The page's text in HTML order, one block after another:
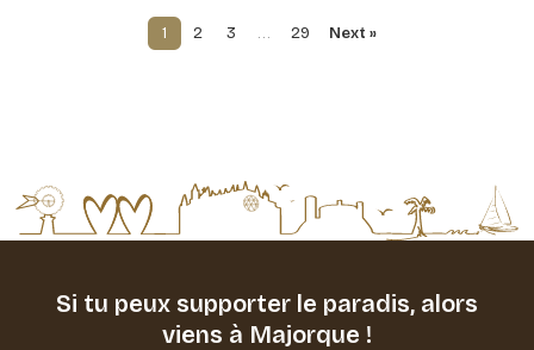
1 2 3 … 29 Next »
Si tu peux supporter le paradis,alors
viens à Majorque !